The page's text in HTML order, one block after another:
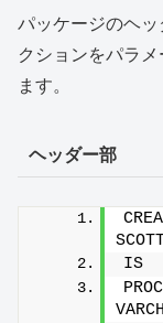
パッケージのヘ
クションをパラ
ます。
ヘッダー部
IS